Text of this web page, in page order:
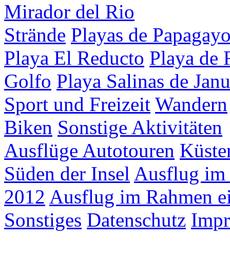
Mirador del Rio
Strände Playas de
Playa El Reducto Playa de
Golfo Playa Salinas de
Sport und Freizeit Wandern
Biken Sonstige Aktivitäten
Ausflüge Autotouren
Süden der Insel Ausflug im
2012 Ausflug im Rahmen
Sonstiges Datenschutz